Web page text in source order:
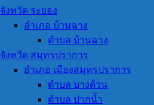
จังหวัด ระยอง
อำเภอ บ้านฉาง
ตำบล บ้านฉาง
จังหวัด สมุทรปราการ
อำเภอ เมืองสมุทรปราการ
ตำบล บางด้วน
ตำบล ปากน้ำ